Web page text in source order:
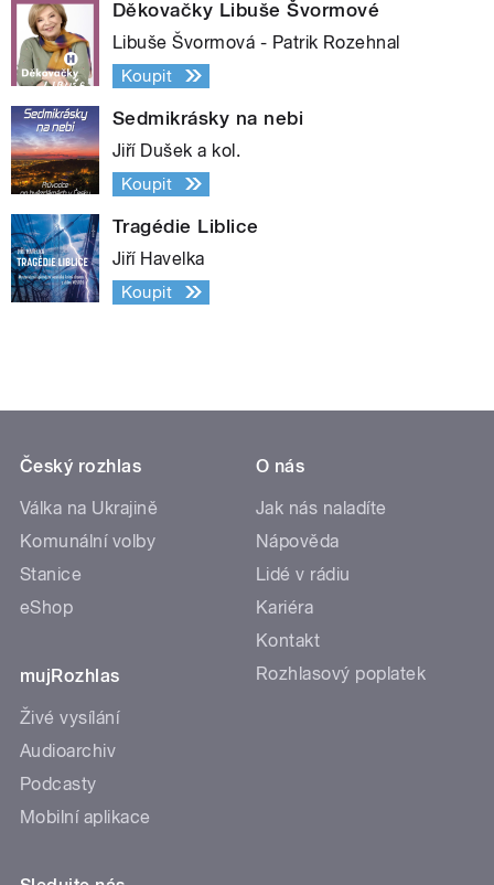
Děkovačky Libuše Švormové
Libuše Švormová - Patrik Rozehnal
Koupit
Sedmikrásky na nebi
Jiří Dušek a kol.
Koupit
Tragédie Liblice
Jiří Havelka
Koupit
Český rozhlas
Válka na Ukrajině
Komunální volby
Stanice
eShop
mujRozhlas
Živé vysílání
Audioarchiv
Podcasty
Mobilní aplikace
O nás
Jak nás naladíte
Nápověda
Lidé v rádiu
Kariéra
Kontakt
Rozhlasový poplatek